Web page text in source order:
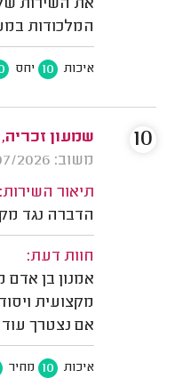
את השירות
המלכודות
איכות 10 יחס
שמעון
משוב: 13/07/2026
תיאור השירות:
הדברה נגד
חוות דעת:
אמנון בן
מקצועית
אם נצטרך
איכות 10 מחיר
10